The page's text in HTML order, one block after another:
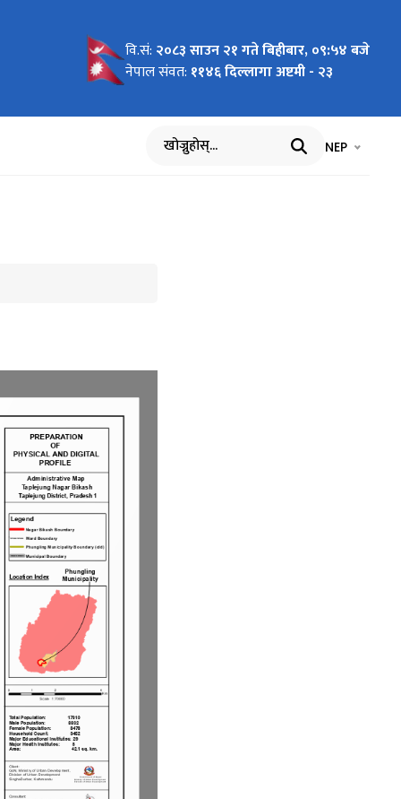
वि.सं: २०८३ साउन २१ गते बिहीबार, ०९:५४ बजे
नेपाल संवत: ११४६ दिल्लागा अष्टमी - २३
खोज्नुहोस् भाषा चयन
NEP